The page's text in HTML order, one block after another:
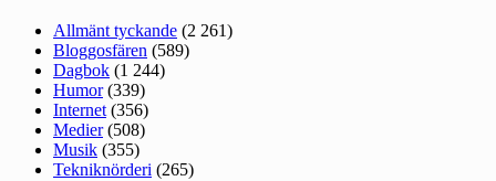
Allmänt tyckande (2 261)
Bloggosfären (589)
Dagbok (1 244)
Humor(339)
Internet (356)
Medier(508)
Musik (355)
Tekniknörderi (265)